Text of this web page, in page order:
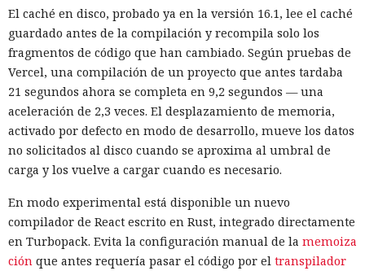
El caché en disco, probado ya en la versión 16.1, lee el caché
guardado antes de la compilación y recompila solo los
fragmentos de código que han cambiado. Según pruebas de
Vercel, una compilación de un proyecto que antes tardaba
21 segundos ahora se completa en 9,2 segundos — una
aceleración de 2,3 veces. El desplazamiento de memoria,
activado por defecto en modo de desarrollo, mueve los datos
no solicitados al disco cuando se aproxima al umbral de
carga y los vuelve a cargar cuando es necesario.
En modo experimental está disponible un nuevo
compilador de React escrito en Rust, integrado directamente
en Turbopack. Evita la configuración manual de la memoiza
ción que antes requería pasar el código por el transpilador